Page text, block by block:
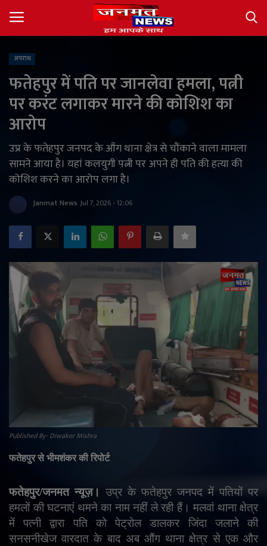
About
देश
अंतर्राष्ट्रीय
राज्य
खेल
राजनीति
मनोरंजन
व्यापार
ई-पेपर
Language
अपराध
फतेहपुर में पति पर जानलेवा हमला, पत्नी
पर करंट लगाकर मारने की कोशिश का
आरोप
उप्र के फतेहपुर जनपद के औंग थाना क्षेत्र से चौंकाने वाला मामला
सामने आया है। यहां कलयुगी पत्नी पर अपने ही पति की हत्या की
कोशिश करने का आरोप लगा है।
Janmat News Jul 7, 2026 - 12:06
Published By- Diwaker Mishra
फतेहपुर से भीमशंकर की रिपोर्ट
फतेहपुर/जनमत न्यूज़। उप्र के फतेहपुर जनपद में पतियों पर
हमलों की घटनाएं थमने का नाम नहीं ले रही हैं। मलवां थाना क्षेत्र
में पत्नी द्वारा पति को पेट्रोल डालकर जिंदा जलाने की
सनसनीखेज वारदात के बाद अब औंग थाना क्षेत्र से एक और